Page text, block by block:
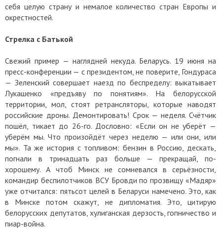
себя целую страну и немалое количество стран Европы и
окрестностей.
Стрелка с Батькой
Свежий пример — наглядней некуда. Беларусь. 19 июня на
пресс-конференции — с президентом, не поверите, Гондураса
— Зеленский совершает наезд по беспределу: выкатывает
Лукашенко «предъяву по понятиям». На белорусской
территории, мол, стоят ретрансляторы, которые наводят
российские дроны. Демонтировать! Срок — неделя. Счётчик
пошёл, тикает до 26-го. Дословно: «Если он не уберёт —
уберём мы. Что произойдёт через неделю — или они, или
мы». Та же история с топливом: бензин в Россию, дескать,
погнали в тринадцать раз больше — прекращай, по-
хорошему. А чтоб Минск не сомневался в серьёзности,
командир беспилотчиков ВСУ Бровди по прозвищу «Мадяр»
уже отчитался: пятьсот целей в Беларуси намечено. Это, как
в Минске потом скажут, не дипломатия. Это, цитирую
белорусских депутатов, хулиганская дерзость, гопничество и
пиар-война.